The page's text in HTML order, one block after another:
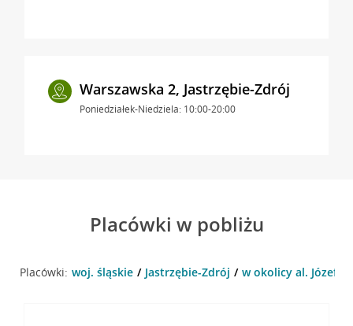
Warszawska 2, Jastrzębie-Zdrój
Poniedziałek-Niedziela: 10:00-20:00
Placówki w pobliżu
Placówki: woj. śląskie Jastrzębie-Zdrój w okolicy al. Józefa